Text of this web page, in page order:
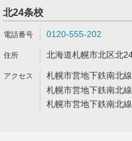
北24条校
0120-555-202
北海道札幌市北区北
札幌市営地下鉄南北
札幌市営地下鉄南北
札幌市営地下鉄南北